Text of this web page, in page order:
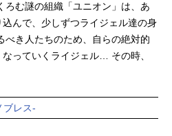
む謎の組織「ユニオン」は、あ
んで、少しずつライジェル達の身
べき人たちのため、自らの絶対的
っていくライジェル… その時、
ブレス-